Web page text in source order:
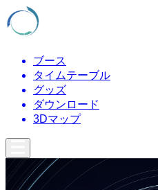
ブース
タイムテーブル
グッズ
ダウンロード
3Dマップ